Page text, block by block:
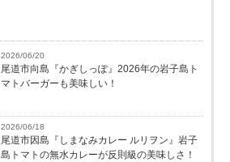
2026/06/20
尾道市向島『かぎしっぽ』2026年の岩子島ト
マトバーガーも美味しい！
2026/06/18
尾道市因島『しまなみカレー ルリヲン』岩子
島トマトの無水カレーが反則級の美味しさ！